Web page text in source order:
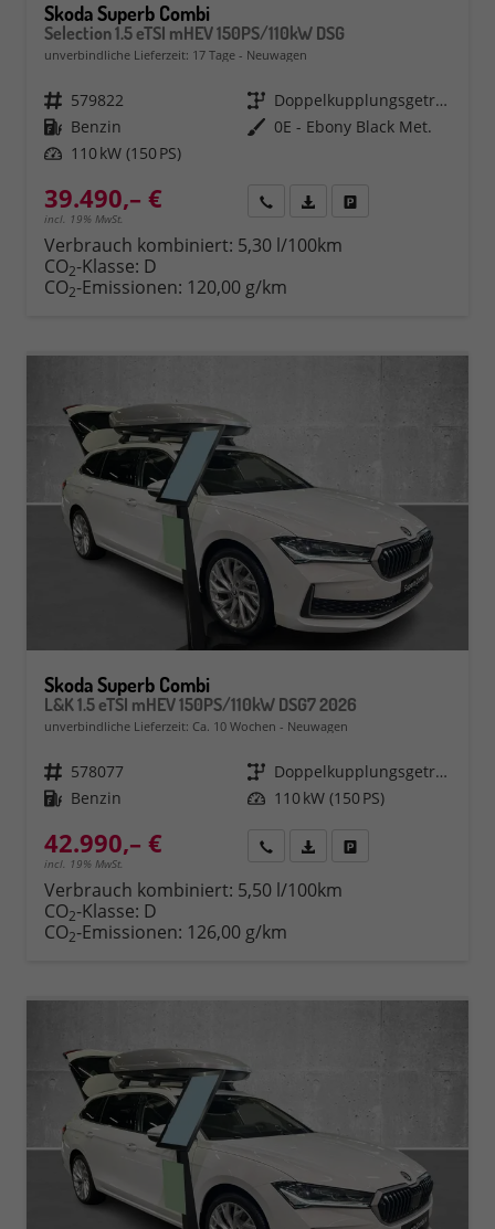
Skoda Superb Combi
Selection 1.5 eTSI mHEV 150PS/110kW DSG
unverbindliche Lieferzeit: 17 Tage Neuwagen
Fahrzeugnr. 579822 Getriebe
Doppelkupplungsgetriebe (DSG)
Kraftstoff Benzin Außenfarbe 0E - Ebony Black Met.
Leistung 110 kW (150 PS)
39.490,– €
incl. 19% MwSt.
Rückruf PDF-Datei, Fahrzeugexposé
Verbrauch kombiniert: 5,30 l/100km
CO2-Klasse: D
CO2-Emissionen: 120,00 g/km
Skoda Superb Combi
L&K 1.5 eTSI mHEV 150PS/110kW DSG7 2026
unverbindliche Lieferzeit: Ca. 10 Wochen Neuwagen
Fahrzeugnr. 578077 Getriebe
Doppelkupplungsgetriebe (DSG)
Kraftstoff Benzin Leistung 110 kW (150 PS)
42.990,– €
incl. 19% MwSt.
Rückruf PDF-Datei, Fahrzeugexposé
Verbrauch kombiniert: 5,50 l/100km
CO2-Klasse: D
CO2-Emissionen: 126,00 g/km